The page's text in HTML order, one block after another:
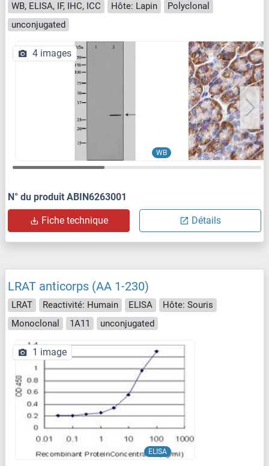
WB, ELISA, IF, IHC, ICC
Hôte: Lapin
Polyclonal
unconjugated
WB
4 images
N° du produit ABIN6263001
Fiche technique Détails
LRAT anticorps (AA 1-230)
LRAT Reactivité: Humain ELISA
Hôte: Souris
Monoclonal
1A11 unconjugated
ELISA
1 image